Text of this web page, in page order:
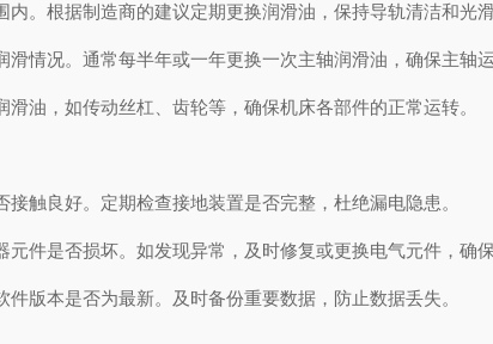
根据制造商的建议定期更换润滑油，保持导轨清洁和光滑
况。通常每半年或一年更换一次主轴润滑油，确保主轴运
，如传动丝杠、齿轮等，确保机床各部件的正常运转。
良好。定期检查接地装置是否完整，杜绝漏电隐患。
是否损坏。如发现异常，及时修复或更换电气元件，确保
本是否为最新。及时备份重要数据，防止数据丢失。